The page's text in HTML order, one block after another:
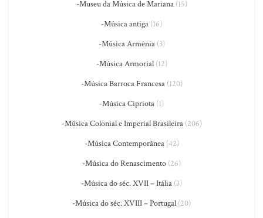
-Museu da Música de Mariana(15)
-Música antiga (16)
-Música Armênia(3)
-Música Armorial(12)
-Música Barroca Francesa(120)
-Música Cipriota (1)
-Música Colonial e Imperial Brasileira(206)
-Música Contemporânea(42)
-Música do Renascimento (26)
-Música do séc. XVII – Itália (3)
-Música do séc. XVIII – Portugal (20)